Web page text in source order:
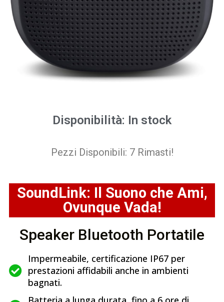
Disponibilità: In stock
Pezzi Disponibili: 7 Rimasti!
SoundLink: Il Suono che Ami,
Ovunque Vada!
Speaker Bluetooth Portatile
Impermeabile, certificazione IP67 per
prestazioni affidabili anche in ambienti
bagnati.